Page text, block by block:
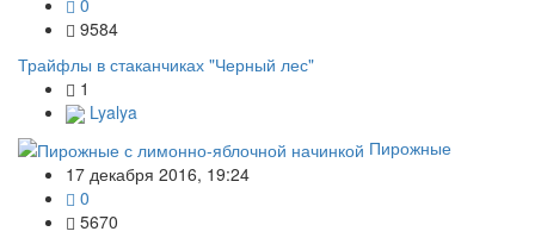
9584
Трайфлы в стаканчиках "Черный лес"
1
Lyalya
Пирожные
17 декабря 2016, 19:24
0
5670